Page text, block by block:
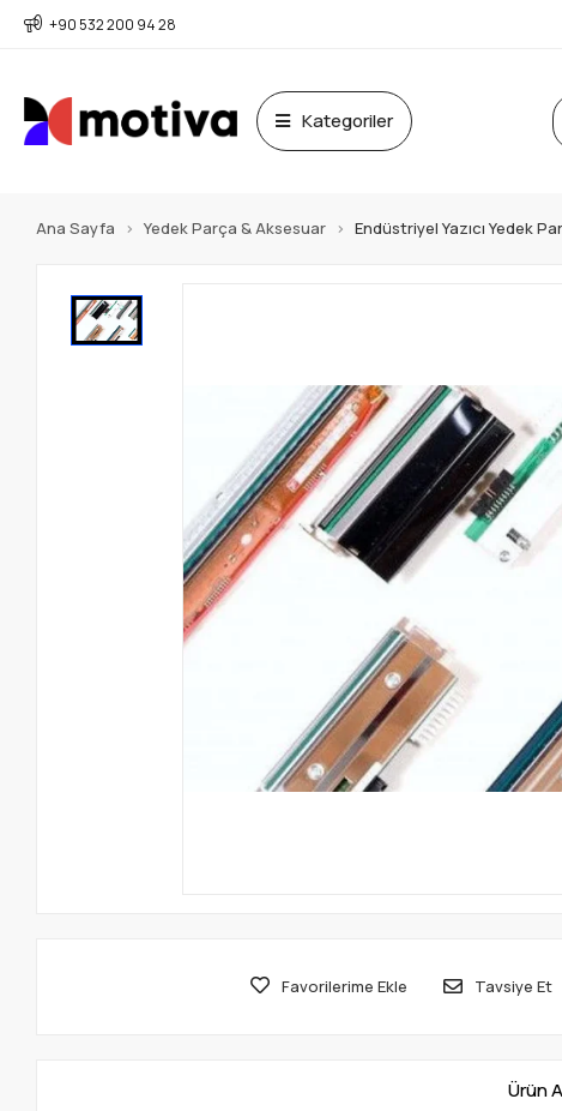
+90 532 200 94 28
Kategoriler
Ana Sayfa Yedek Parça & Aksesuar Endüstriyel Yazıcı Yedek
Favorilerime Ekle Tavsiye Et
Ürün